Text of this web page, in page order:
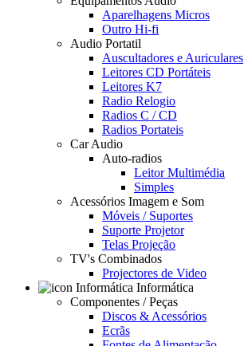
Aparelhagens Micros
Outro Hi-fi
Audio Portatil
Auscultadores e Auriculares
Leitores CD Portáteis
Leitores K7
Radio Relogio
Radios C / CD
Radios Portateis
Car Audio
Auto-radios
Leitor Multimédia
Simples
Acessórios Imagem e Som
Móveis / Suportes
Suporte Projetor
Telas Projeção
TV's Combinados
Projectores de Video
Informática
Componentes / Peças
Discos & Acessórios
Ecrãs